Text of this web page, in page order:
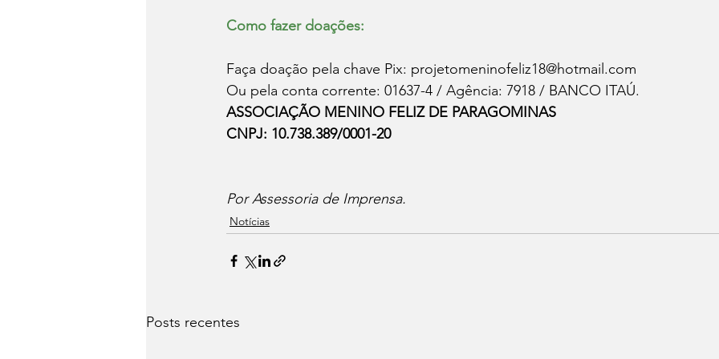
Como fazer doações:
Faça doação pela chave Pix: projetomeninofeliz18@hotmail.com
Ou pela conta corrente: 01637-4 / Agência: 7918 / BANCO ITAÚ.
ASSOCIAÇÃO MENINO FELIZ DE PARAGOMINAS
CNPJ: 10.738.389/0001-20
Por Assessoria de Imprensa.
Notícias
Posts recentes